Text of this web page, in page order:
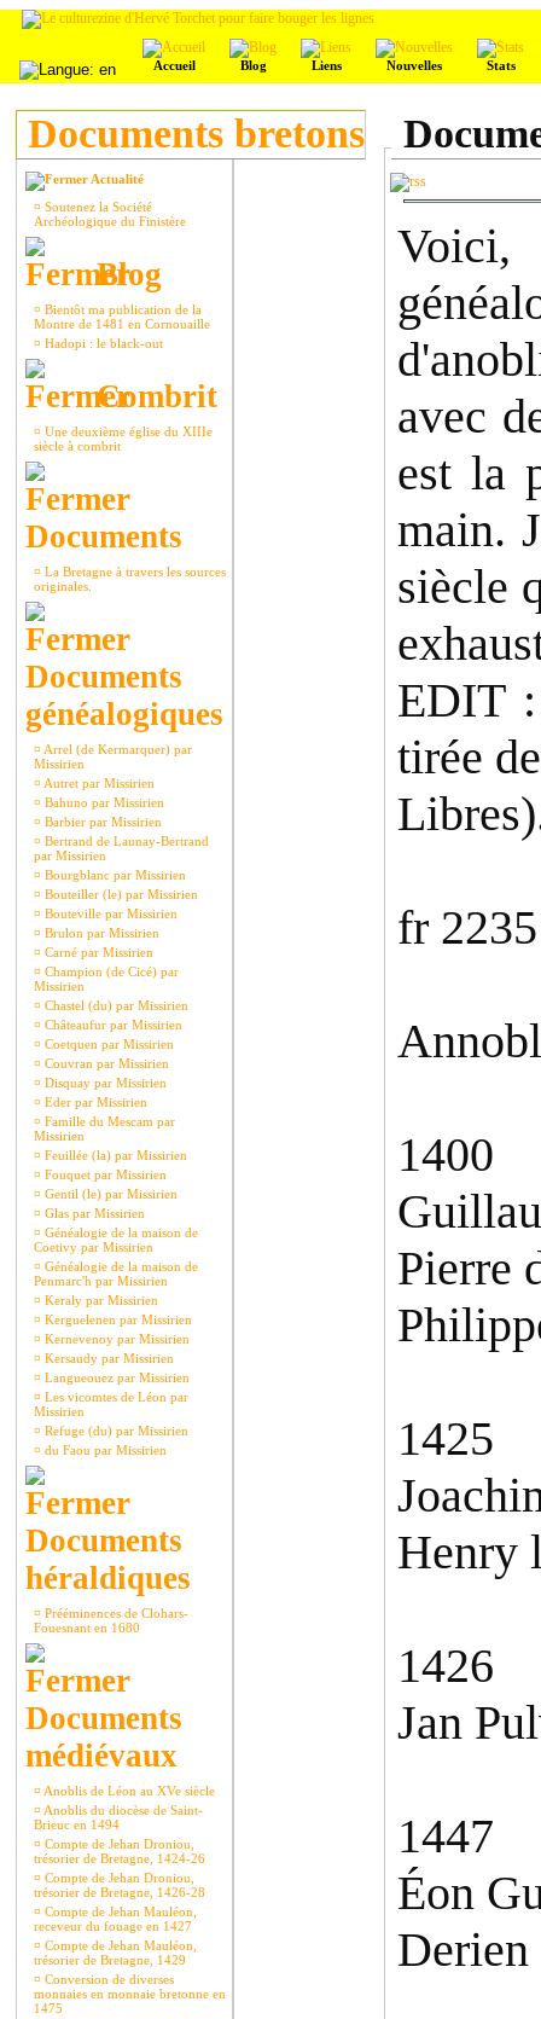
Accueil Blog Liens Nouvelles Stats
Documents bretons
Actualité
¤ Soutenez la Société
Archéologique du Finistère
Blog
¤ Bientôt ma publication de la
Montre de 1481 en Cornouaille
¤ Hadopi : le black-out
Combrit
¤ Une deuxième église du XIIIe
siècle à combrit
Documents
¤ La Bretagne à travers les sources
originales.
Documents
généalogiques
¤ Arrel (de Kermarquer) par
Missirien
¤ Autret par Missirien
¤ Bahuno par Missirien
¤ Barbier par Missirien
¤ Bertrand de Launay-Bertrand
par Missirien
¤ Bourgblanc par Missirien
¤ Bouteiller (le) par Missirien
¤ Bouteville par Missirien
¤ Brulon par Missirien
¤ Carné par Missirien
¤ Champion (de Cicé) par
Missirien
¤ Chastel (du) par Missirien
¤ Châteaufur par Missirien
¤ Coetquen par Missirien
¤ Couvran par Missirien
¤ Disquay par Missirien
¤ Eder par Missirien
¤ Famille du Mescam par
Missirien
¤ Feuillée (la) par Missirien
¤ Fouquet par Missirien
¤ Gentil (le) par Missirien
¤ Glas par Missirien
¤ Généalogie de la maison de
Coetivy par Missirien
¤ Généalogie de la maison de
Penmarc'h par Missirien
¤ Keraly par Missirien
¤ Kerguelenen par Missirien
¤ Kernevenoy par Missirien
¤ Kersaudy par Missirien
¤ Langueouez par Missirien
¤ Les vicomtes de Léon par
Missirien
¤ Refuge (du) par Missirien
¤ du Faou par Missirien
Documents
héraldiques
¤ Prééminences de Clohars-
Fouesnant en 1680
Documents
médiévaux
¤ Anoblis de Léon au XVe siècle
¤ Anoblis du diocèse de Saint-
Brieuc en 1494
¤ Compte de Jehan Droniou,
trésorier de Bretagne, 1424-26
¤ Compte de Jehan Droniou,
trésorier de Bretagne, 1426-28
¤ Compte de Jehan Mauléon,
receveur du fouage en 1427
¤ Compte de Jehan Mauléon,
trésorier de Bretagne, 1429
¤ Conversion de diverses
monnaies en monnaie bretonne en
1475
avec
est la
main.
siècle
EDIT
tirée
fr
1400
Pierre
1425
Henry
1426
Jan
1447
Éon
Derien